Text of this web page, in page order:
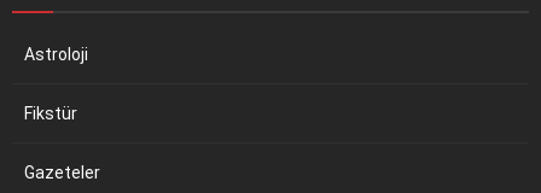
Astroloji
Fikstür
Gazeteler